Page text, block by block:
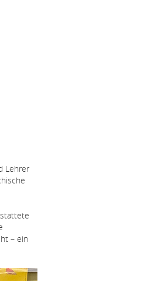
Lehrer
– ein